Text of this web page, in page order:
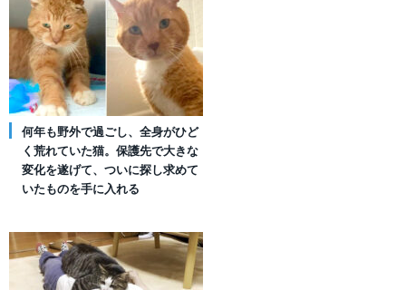
何年も野外で過ごし、全身がひど
く荒れていた猫。保護先で大きな
変化を遂げて、ついに探し求めて
いたものを手に入れる